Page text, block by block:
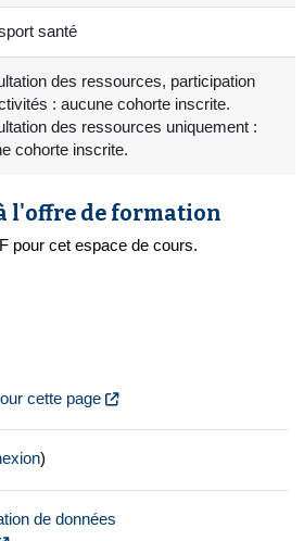
santé
des ressources, participation
: aucune cohorte inscrite.
des ressources uniquement :
cohorte inscrite.
l'offre de formation
pour cet espace de cours.
cette page
)
de données